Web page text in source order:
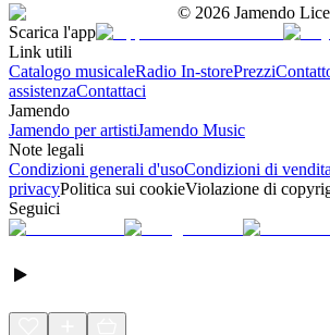
© 2026 Jamendo
Scarica l'app
Link utili
Catalogo musicaleRadio In-storePrezzi
assistenzaContattaci
Jamendo
Jamendo per artistiJamendo Music
Note legali
Condizioni generali d'usoCondizioni di vendita
privacyPolitica sui cookieViolazione di
Seguici